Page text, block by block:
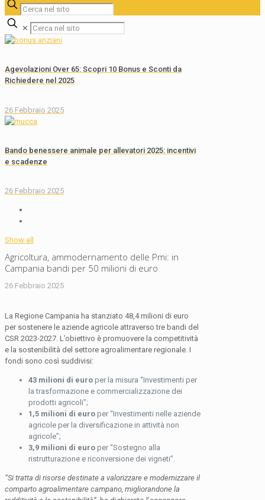
✕
Agevolazioni Over 65: Scopri 10 Bonus e Sconti da
Richiedere nel 2025
26 Febbraio 2025
Bando benessere animale per allevatori 2025: incentivi
e scadenze
26 Febbraio 2025
Show all
Agricoltura, ammodernamento delle Pmi: in
Campania bandi per 50 milioni di euro
26 Febbraio 2025
La Regione Campania ha stanziato 48,4 milioni di euro
per sostenere le aziende agricole attraverso tre bandi del
CSR 2023-2027. L’obiettivo è promuovere la competitività
e la sostenibilità del settore agroalimentare regionale. I
fondi sono così suddivisi:
43 milioni di euro per la misura “Investimenti per
la trasformazione e commercializzazione dei
prodotti agricoli”;
1,5 milioni di euro per “Investimenti nelle aziende
agricole per la diversificazione in attività non
agricole”;
3,9 milioni di euro per “Sostegno alla
ristrutturazione e riconversione dei vigneti”.
“Si tratta di risorse destinate a valorizzare e modernizzare il
comparto agroalimentare campano, migliorandone la